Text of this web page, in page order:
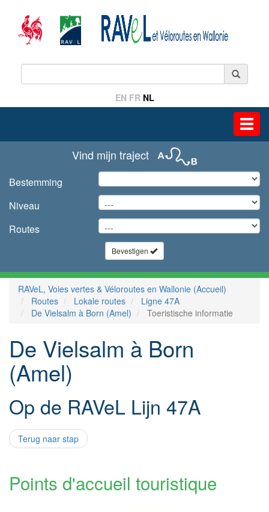
EN FR NL
Vind mijn traject
Bestemming
Niveau
Routes
Bevestigen
RAVeL, Voies vertes & Véloroutes en Wallonie (Accueil)
Routes
Lokale routes
Ligne 47A
De Vielsalm à Born (Amel)
Toeristische informatie
De Vielsalm à Born
(Amel)
Op de RAVeL Lijn 47A
Terug naar stap
Points d'accueil touristique